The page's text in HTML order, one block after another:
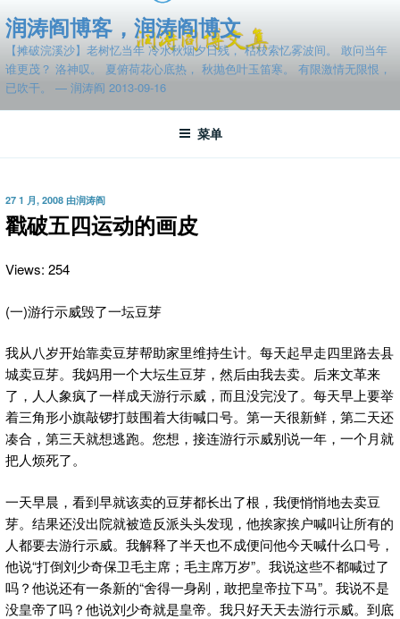
至
容
润涛阎博客，润涛阎博文
【摊破浣溪沙】老树忆当年 冷水秋烟夕日残， 枯枝索忆雾波间。 敢问当年
谁更茂？ 洛神叹。 夏俯荷花心底热， 秋抛色叶玉笛寒。 有限激情无限恨，
已吹干。 — 润涛阎 2013-09-16
菜单
发
布
于
27 1 月, 2008 由润涛阎
戳破五四运动的画皮
Views: 254
(一)游行示威毁了一坛豆芽
我从八岁开始靠卖豆芽帮助家里维持生计。每天起早走四里路去县
城卖豆芽。我妈用一个大坛生豆芽，然后由我去卖。后来文革来
了，人人象疯了一样成天游行示威，而且没完没了。每天早上要举
着三角形小旗敲锣打鼓围着大街喊口号。第一天很新鲜，第二天还
凑合，第三天就想逃跑。您想，接连游行示威别说一年，一个月就
把人烦死了。
一天早晨，看到早就该卖的豆芽都长出了根，我便悄悄地去卖豆
芽。结果还没出院就被造反派头头发现，他挨家挨户喊叫让所有的
人都要去游行示威。我解释了半天也不成便问他今天喊什么口号，
他说“打倒刘少奇保卫毛主席；毛主席万岁”。我说这些不都喊过了
吗？他说还有一条新的“舍得一身剐，敢把皇帝拉下马”。我说不是
没皇帝了吗？他说刘少奇就是皇帝。我只好天天去游行示威。到底